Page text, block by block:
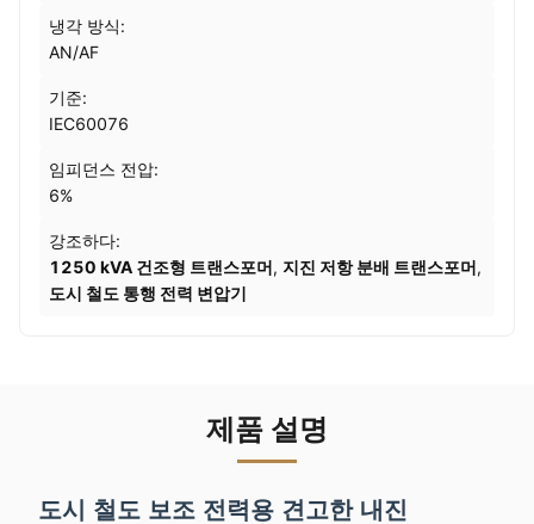
냉각 방식:
AN/AF
기준:
IEC60076
임피던스 전압:
6%
강조하다:
1250 kVA 건조형 트랜스포머, 지진 저항 분배 트랜스포머,
도시 철도 통행 전력 변압기
제품 설명
도시 철도 보조 전력용 견고한 내진